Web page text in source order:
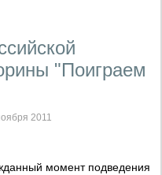
"Поиграем
2011
момент подведения